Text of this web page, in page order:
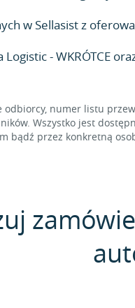
w Sellasist z
Logistic - WKRÓTCE
numer listu
Wszystko jest
bądź przez konkretną